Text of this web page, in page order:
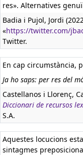
res». Alternatives
Badia i Pujol, Jordi
«https://twitter.com/
Twitter.
En cap circumstància,
Ja ho saps: per res del
Castellanos i Llorenç,
Diccionari de recursos
S.A.
Aquestes locucions
sintagmes